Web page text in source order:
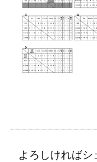
よろしければシ